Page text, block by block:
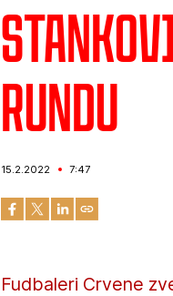
rundu
15.2.2022 7:47
Fudbaleri Crvene